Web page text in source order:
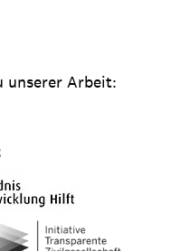
unserer Arbeit: